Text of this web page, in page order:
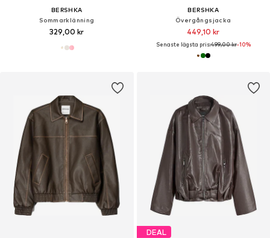
BERSHKA
Sommarklänning
329,00 kr
BERSHKA
Övergångsjacka
449,10 kr
Senaste lägsta pris:499,00 kr-10%
DEAL